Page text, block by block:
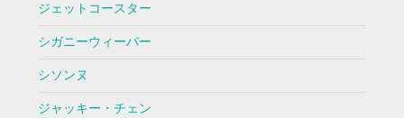
ジェットコースター
シガニーウィーバー
シソンヌ
ジャッキー・チェン